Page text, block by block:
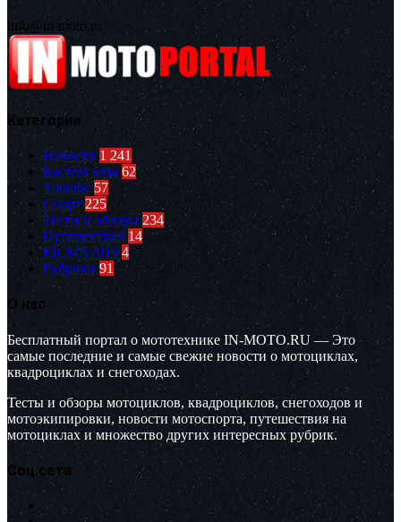
info@in-moto.ru
Категории
Новости 1 241
Кастом зона 62
Youtube 57
Спорт 225
Тесты и обзоры 234
Путешествия 14
EICMA2019 4
Рубрики 91
О нас
Бесплатный портал о мототехнике IN-MOTO.RU — Это
самые последние и самые свежие новости о мотоциклах,
квадроциклах и снегоходах.
Тесты и обзоры мотоциклов, квадроциклов, снегоходов и
мотоэкипировки, новости мотоспорта, путешествия на
мотоциклах и множество других интересных рубрик.
Соц.сети